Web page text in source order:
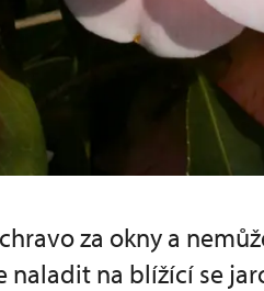
za okny a
naladit na blížící se